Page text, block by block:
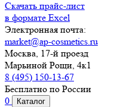
Скачать прайс-лист
в формате Excel
Электронная почта:
market@ap-cosmetics.ru
Москва, 17-й проезд
Марьиной Рощи, 4к1
8 (495) 150-13-67
Бесплатно по России
0
Каталог